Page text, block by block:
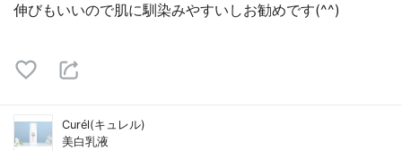
伸びもいいので肌に馴染みやすいしお勧めです(^^)
Curél(キュレル)
美白乳液